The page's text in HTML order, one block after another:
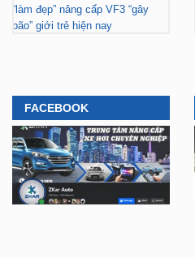
“làm đẹp” nâng cấp VF3 “gây
bão” giới trẻ hiện nay
FACEBOOK